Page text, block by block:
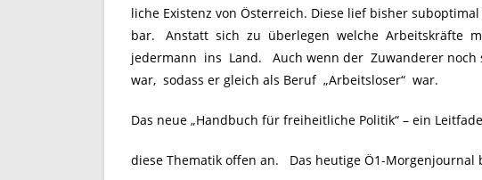
liche Existenz von Österreich. Diese lief bisher
bar. Anstatt sich zu überlegen welche Arbeitskräfte
jedermann ins Land. Auch wenn der Zuwanderer noch
war, sodass er gleich als Beruf „Arbeitsloser“ war.
Das neue „Handbuch für freiheitliche Politik“ – ein
diese Thematik offen an. Das heutige Ö1-Morgenjournal